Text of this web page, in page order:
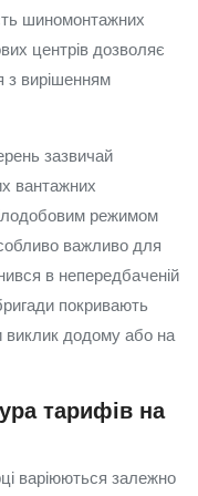
шиномонтажних
центрів дозволяє
з вирішенням
зазвичай
вантажних
режимом
важливо для
в непередбаченій
покривають
виклик додому або на
тарифів на
варіюються залежно